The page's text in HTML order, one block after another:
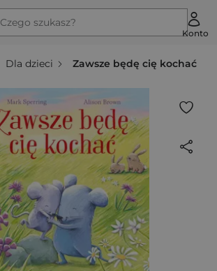
Czego szukasz?
Konto
Dla dzieci Zawsze będę cię kochać